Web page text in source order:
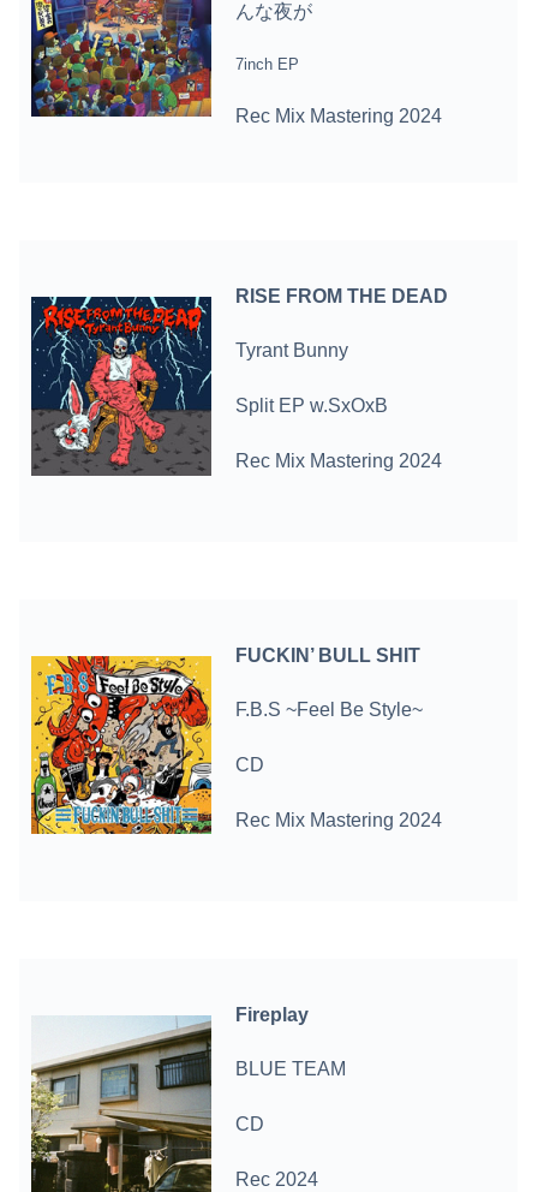
んな夜が
7inch EP
Rec Mix Mastering 2024
RISE FROM THE DEAD
Tyrant Bunny
Split EP w.SxOxB
Rec Mix Mastering 2024
FUCKIN’ BULL SHIT
F.B.S ~Feel Be Style~
CD
Rec Mix Mastering 2024
Fireplay
BLUE TEAM
CD
Rec 2024